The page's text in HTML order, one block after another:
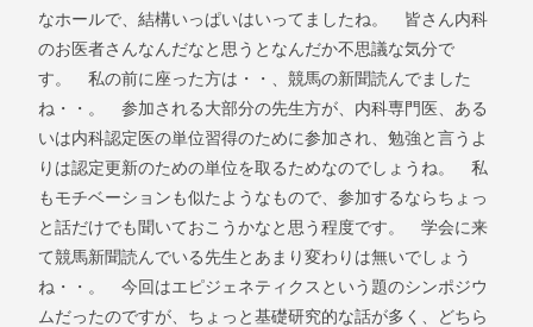
なホールで、結構いっぱいはいってましたね。 皆さん内科
のお医者さんなんだなと思うとなんだか不思議な気分で
す。 私の前に座った方は・・、競馬の新聞読んでました
ね・・。 参加される大部分の先生方が、内科専門医、ある
いは内科認定医の単位習得のために参加され、勉強と言うよ
りは認定更新のための単位を取るためなのでしょうね。 私
もモチベーションも似たようなもので、参加するならちょっ
と話だけでも聞いておこうかなと思う程度です。 学会に来
て競馬新聞読んでいる先生とあまり変わりは無いでしょう
ね・・。 今回はエピジェネティクスという題のシンポジウ
ムだったのですが、ちょっと基礎研究的な話が多く、どちら